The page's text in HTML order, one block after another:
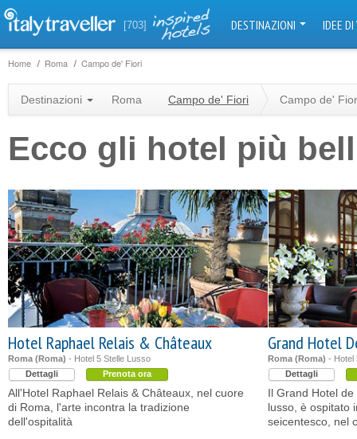
[703] DESTINAZIONI IDEE
Home Roma Campo de' Fiori
Destinazioni Roma Campo de' Fiori Campo de'
Ecco gli hotel più
Hotel Raphael Relais & Châteaux
Roma (Roma) - Hotel 5 Stelle Lusso
Dettagli
Prenota ora
All'Hotel Raphael Relais & Châteaux, nel cuore
di Roma, l'arte incontra la tradizione
dell'ospitalità
Grand Hotel
Roma (Roma) - Hotel
Dettagli
Il Grand Hotel
lusso, è ospitato
seicentesco, nel